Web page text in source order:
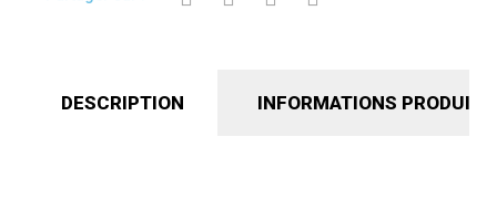
DESCRIPTION INFORMATIONS PRODUIT